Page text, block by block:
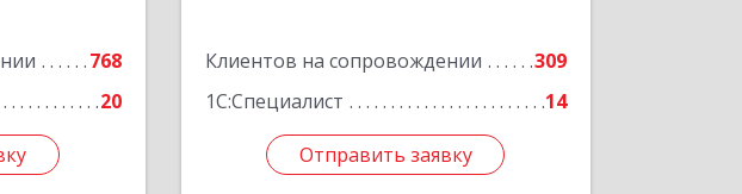
768
20
Клиентов на сопровождении
309
1С:Специалист
14
Отправить заявку
Отправить заявку